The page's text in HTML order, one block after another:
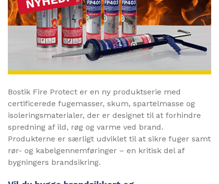
Bostik Fire Protect er en ny produktserie med
certificerede fugemasser, skum, spartelmasse og
isoleringsmaterialer, der er designet til at forhindre
spredning af ild, røg og varme ved brand.
Produkterne er særligt udviklet til at sikre fuger samt
rør- og kabelgennemføringer – en kritisk del af
bygningers brandsikring.